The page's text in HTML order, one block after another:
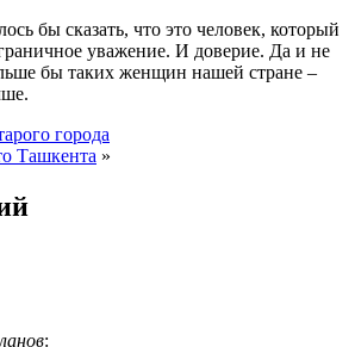
бы сказать, что это человек, который
уважение. И доверие. Да и не
бы таких женщин нашей стране –
города
Ташкента »
: